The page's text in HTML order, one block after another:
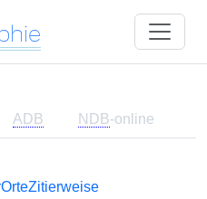
ADB NDB-online
OrteZitierweise